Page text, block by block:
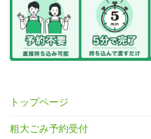
トップページ
粗大ごみ予約受付